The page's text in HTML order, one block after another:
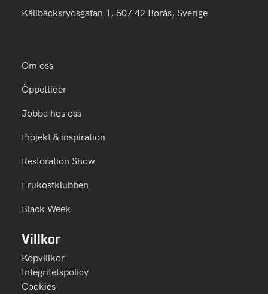
Källbäcksrydsgatan 1, 507 42 Borås, Sverige
Om oss
Öppettider
Jobba hos oss
Projekt & inspiration
Restoration Show
Frukostklubben
Black Week
Villkor
Köpvillkor
Integritetspolicy
Cookies